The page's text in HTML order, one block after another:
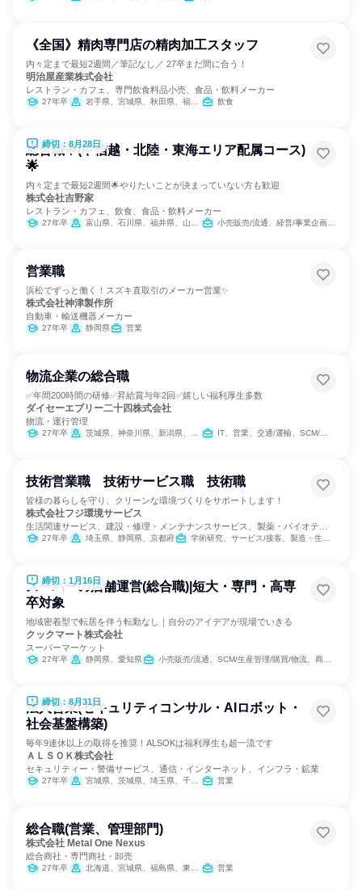
《全国》精肉専門店の精肉加工スタッフ
内々定まで最短2週間／筆記なし／ 27卒まだ間に合う！
明治屋産業株式会社
レストラン・カフェ、専門飲食料品小売、食品・飲料メーカー
27年卒 岩手県、宮城県、秋田県、福島県、埼玉県、東京都、神奈川県、富山県、山梨県、岐阜県、静岡県、愛知県、滋賀県、京都府、奈良県、香川県、福岡県、熊本県、鹿児島県 飲食
締切：8月28日
総合職🌟(甲信越・北陸・東海エリア配属コース)
🌟
内々定まで最短2週間🌟やりたいことが決まっていない方も歓迎
株式会社吉野家
レストラン・カフェ、飲食、食品・飲料メーカー
27年卒 富山県、石川県、福井県、山梨県、長野県、岐阜県、静岡県、愛知県、三重県 小売販売/流通、経営/事業企画、人事、広報/IR、商品企画
営業職
浜松でずっと働く！スズキ直取引のメーカー営業✨
株式会社神津製作所
自動車・輸送機器メーカー
27年卒 静岡県 営業
物流企業の総合職
✅年間200時間の研修✅昇給賞与年2回✅嬉しい福利厚生多数
ダイセーエブリー二十四株式会社
物流・運行管理
27年卒 茨城県、神奈川県、新潟県、富山県、石川県、福井県、静岡県、愛知県、三重県、京都府、大阪府、兵庫県、岡山県、広島県、徳島県、香川県 IT、営業、交通/運輸、SCM/生産管理/購買/物流
技術営業職 技術サービス職 技術職
皆様の暮らしを守り、クリーンな環境づくりをサポートします！
株式会社フジ環境サービス
生活関連サービス、建設・修理・メンテナンスサービス、製薬・バイオテク
ノロジー
27年卒 埼玉県、静岡県、京都府 学術研究、サービス/接客、製造・生産工程
締切：1月16日
スーパーの店舗運営(総合職)|短大・専門・高専
卒対象
地域密着型で転居を伴う転勤なし｜自分のアイデアが現場でいきる
クックマート株式会社
スーパーマーケット
27年卒 静岡県、愛知県 小売販売/流通、SCM/生産管理/購買/物流、商品企画
締切：8月31日
法人営業(セキュリティコンサル・AIロボット・
社会基盤構築)
毎年9連休以上の取得を推奨！ALSOKは福利厚生も超一流です
ＡＬＳＯＫ株式会社
セキュリティー・警備サービス、通信・インターネット、インフラ・鉱業
27年卒 宮城県、茨城県、埼玉県、千葉県、東京都、神奈川県、山梨県、長野県、静岡県、愛知県、滋賀県、京都府、大阪府、兵庫県、奈良県、和歌山県、岡山県、山口県、徳島県、香川県、高知県、福岡県、熊本県、大分県 営業
総合職(営業、管理部門)
株式会社 Metal One Nexus
総合商社・専門商社・卸売
27年卒 北海道、宮城県、福島県、東京都、富山県、静岡県、愛知県、大阪府、広島県、福岡県 営業